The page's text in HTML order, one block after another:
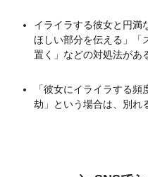
イライラする彼女と円満
ほしい部分を伝える」「
置く」などの対処法があ
「彼女にイライラする
劫」という場合は、別れ